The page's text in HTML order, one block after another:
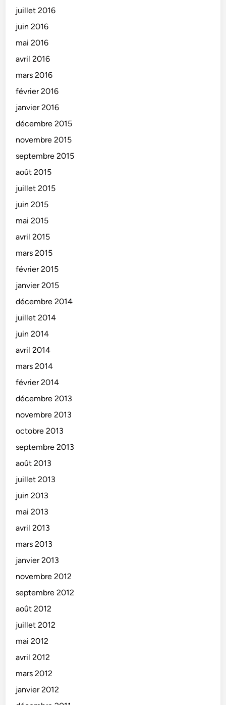
juillet 2016
juin 2016
mai 2016
avril 2016
mars 2016
février 2016
janvier 2016
décembre 2015
novembre 2015
septembre 2015
août 2015
juillet 2015
juin 2015
mai 2015
avril 2015
mars 2015
février 2015
janvier 2015
décembre 2014
juillet 2014
juin 2014
avril 2014
mars 2014
février 2014
décembre 2013
novembre 2013
octobre 2013
septembre 2013
août 2013
juillet 2013
juin 2013
mai 2013
avril 2013
mars 2013
janvier 2013
novembre 2012
septembre 2012
août 2012
juillet 2012
mai 2012
avril 2012
mars 2012
janvier 2012